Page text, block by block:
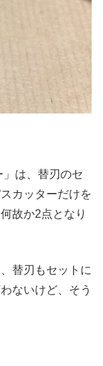
は、替刃のセ
カッターだけを
故か2点となり
替刃もセットに
ないけど、そう